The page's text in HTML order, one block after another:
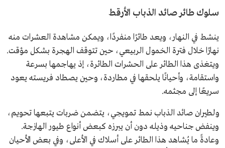
سلوك طائر صائد الذباب الأرقط
ينشط في النهار، ويعد طائرًا منفردًا، ويمكن مشاهدة العشرات منه
نهارًا خلال فترة الخمول الربيعي، حين تتوقف الهجرة بشكل مؤقت.
ويتغذى هذا الطائر على الحشرات الطائرة، إذ يهاجمها بسرعة
واستقامة، وأحيانًا يلحقها في مطاردة، وحين يصطاد فريسته يعود
سريعًا إلى مجثمه.
ولطيران صائد الذباب نمط تمويجي، يتضمن ضربات يتبعها تحويم،
وينفض جناحيه وذيله دون أن يبرزه كبعض أنواع طيور الهازجة.
وعادةً ما يُشاهد هذا الطائر على أسلاك في الأعلى، وفي بعض الأحيان